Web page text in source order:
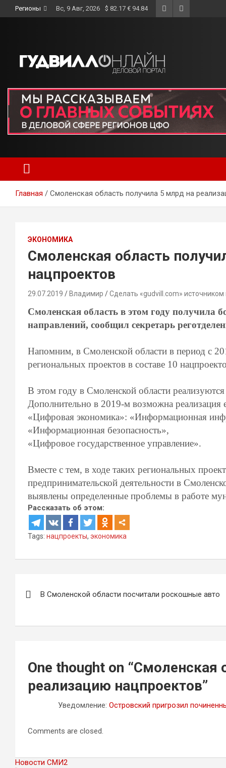
to
Регионы Вс, 9 Авг, 2026 $ 82.17 € 94.84
Главная Смоленская область получила 5 млрд на
ЭКОНОМИКА
Смоленская область
нацпроектов
29.07.2019 Владимир Сделать «gudvill.com» источником
Смоленская область в этом году получила
направлений, сообщил секретарь
Напомним, в Смоленской области в период с
региональных проектов в составе 10
В этом году в Смоленской области
Дополнительно в 2019-м возможна реализация
«Цифровая экономика»: «Информационная
«Информационная безопасность»,
«Цифровое государственное управление».
Вместе с тем, в ходе таких региональных
предпринимательской деятельности в
выявлены определенные проблемы в работе
Рассказать об этом:
Tags: нацпроекты, экономика
по
записям
В Смоленской области посчитали роскошные авто
One thought on “Смоленская
реализацию нацпроектов”
Уведомление: Островский пригрозил
Comments are closed.
Новости СМИ2